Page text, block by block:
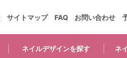
ネイルデザインを探す ネ
サイトマップ FAQ お問い合わせ